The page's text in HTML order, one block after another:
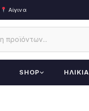
Αίγινα
SHOP ΗΛΙΚΊΑ